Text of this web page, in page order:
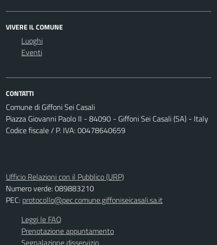
VIVERE IL COMUNE
Luoghi
Eventi
CONTATTI
Comune di Giffoni Sei Casali
Piazza Giovanni Paolo II - 84090 - Giffoni Sei Casali (SA) - Italy
Codice fiscale / P. IVA: 00478640659
Ufficio Relazioni con il Pubblico (URP)
Numero verde: 089883210
PEC: protocollo@pec.comune.giffoniseicasali.sa.it
Leggi le FAQ
Prenotazione appuntamento
Segnalazione disservizio